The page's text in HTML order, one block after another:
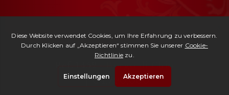
Borgo di Chio
| € 1,790,000